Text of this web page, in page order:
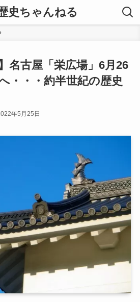
史ちゃんねる
名古屋「栄広場」6月26
・・・約半世紀の歴史
年5月25日